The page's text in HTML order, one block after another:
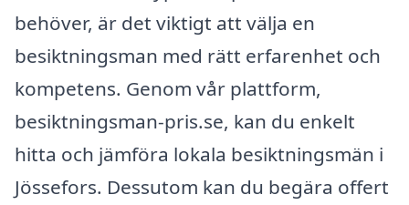
behöver, är det viktigt att välja en
besiktningsman med rätt erfarenhet och
kompetens. Genom vår plattform,
besiktningsman-pris.se, kan du enkelt
hitta och jämföra lokala besiktningsmän i
Jössefors. Dessutom kan du begära offert